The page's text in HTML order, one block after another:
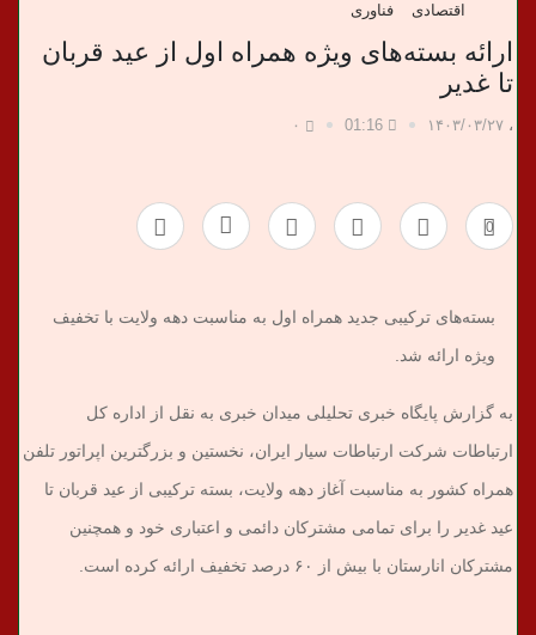
ن
خ
ر
اقتصادی فناوری
ارائه بسته‌های ویژه همراه اول از عید قربان
تا غدیر
، ۱۴۰۳/۰۳/۲۷ 01:16 ۰
0
بسته‌های ترکیبی جدید همراه اول به مناسبت دهه ولایت با تخفیف
ویژه ارائه شد.
به گزارش پایگاه خبری تحلیلی میدان خبری به نقل از اداره کل
ارتباطات شرکت ارتباطات سیار ایران، نخستین و بزرگترین اپراتور تلفن
همراه کشور به مناسبت آغاز دهه ولایت، بسته ترکیبی از عید قربان تا
عید غدیر را برای تمامی مشترکان دائمی و اعتباری خود و همچنین
مشترکان انارستان با بیش از ۶۰ درصد تخفیف ارائه کرده است.